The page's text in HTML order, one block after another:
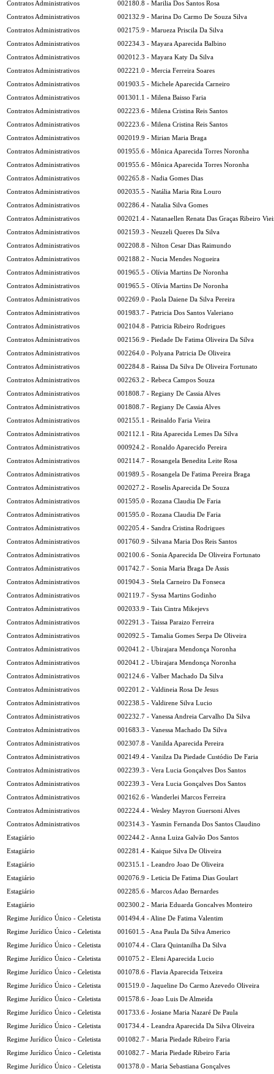
Contratos Administrativos
002180.8 - Marilia Dos Santos Rosa
Contratos Administrativos
002132.9 - Marina Do Carmo De Souza Silva
Contratos Administrativos
002175.9 - Marueza Priscila Da Silva
Contratos Administrativos
002234.3 - Mayara Aparecida Balbino
Contratos Administrativos
002012.3 - Mayara Katy Da Silva
Contratos Administrativos
002221.0 - Mercia Ferreira Soares
Contratos Administrativos
001903.5 - Michele Aparecida Carneiro
Contratos Administrativos
001301.1 - Milena Baisso Faria
Contratos Administrativos
002223.6 - Milena Cristina Reis Santos
Contratos Administrativos
002223.6 - Milena Cristina Reis Santos
Contratos Administrativos
002019.9 - Mirian Maria Braga
Contratos Administrativos
001955.6 - Mônica Aparecida Torres Noronha
Contratos Administrativos
001955.6 - Mônica Aparecida Torres Noronha
Contratos Administrativos
002265.8 - Nadia Gomes Dias
Contratos Administrativos
002035.5 - Natália Maria Rita Louro
Contratos Administrativos
002286.4 - Natalia Silva Gomes
Contratos Administrativos
002021.4 - Natanaellen Renata Das Graças Ribeiro
Contratos Administrativos
002159.3 - Neuzeli Queres Da Silva
Contratos Administrativos
002208.8 - Nilton Cesar Dias Raimundo
Contratos Administrativos
002188.2 - Nucia Mendes Nogueira
Contratos Administrativos
001965.5 - Olívia Martins De Noronha
Contratos Administrativos
001965.5 - Olívia Martins De Noronha
Contratos Administrativos
002269.0 - Paola Daiene Da Silva Pereira
Contratos Administrativos
001983.7 - Patricia Dos Santos Valeriano
Contratos Administrativos
002104.8 - Patricia Ribeiro Rodrigues
Contratos Administrativos
002156.9 - Piedade De Fatima Oliveira Da Silva
Contratos Administrativos
002264.0 - Polyana Patricia De Oliveira
Contratos Administrativos
002284.8 - Raissa Da Silva De Oliveira Fortunato
Contratos Administrativos
002263.2 - Rebeca Campos Souza
Contratos Administrativos
001808.7 - Regiany De Cassia Alves
Contratos Administrativos
001808.7 - Regiany De Cassia Alves
Contratos Administrativos
002155.1 - Reinaldo Faria Vieira
Contratos Administrativos
002112.1 - Rita Aparecida Lemes Da Silva
Contratos Administrativos
000924.2 - Ronaldo Aparecido Pereira
Contratos Administrativos
002114.7 - Rosangela Benedita Leite Rosa
Contratos Administrativos
001989.5 - Rosangela De Fatima Pereira Braga
Contratos Administrativos
002027.2 - Roselis Aparecida De Souza
Contratos Administrativos
001595.0 - Rozana Claudia De Faria
Contratos Administrativos
001595.0 - Rozana Claudia De Faria
Contratos Administrativos
002205.4 - Sandra Cristina Rodrigues
Contratos Administrativos
001760.9 - Silvana Maria Dos Reis Santos
Contratos Administrativos
002100.6 - Sonia Aparecida De Oliveira Fortunato
Contratos Administrativos
001742.7 - Sonia Maria Braga De Assis
Contratos Administrativos
001904.3 - Stela Carneiro Da Fonseca
Contratos Administrativos
002119.7 - Syssa Martins Godinho
Contratos Administrativos
002033.9 - Tais Cintra Mikejevs
Contratos Administrativos
002291.3 - Taissa Paraizo Ferreira
Contratos Administrativos
002092.5 - Tamalia Gomes Serpa De Oliveira
Contratos Administrativos
002041.2 - Ubirajara Mendonça Noronha
Contratos Administrativos
002041.2 - Ubirajara Mendonça Noronha
Contratos Administrativos
002124.6 - Valber Machado Da Silva
Contratos Administrativos
002201.2 - Valdineia Rosa De Jesus
Contratos Administrativos
002238.5 - Valdirene Silva Lucio
Contratos Administrativos
002232.7 - Vanessa Andreia Carvalho Da Silva
Contratos Administrativos
001683.3 - Vanessa Machado Da Silva
Contratos Administrativos
002307.8 - Vanilda Aparecida Pereira
Contratos Administrativos
002149.4 - Vanilza Da Piedade Custódio De Faria
Contratos Administrativos
002239.3 - Vera Lucia Gonçalves Dos Santos
Contratos Administrativos
002239.3 - Vera Lucia Gonçalves Dos Santos
Contratos Administrativos
002162.6 - Wanderlei Marcos Ferreira
Contratos Administrativos
002224.4 - Wesley Mayron Guersoni Alves
Contratos Administrativos
002314.3 - Yasmin Fernanda Dos Santos Claudino
Estagiário
002244.2 - Anna Luiza Galvão Dos Santos
Estagiário
002281.4 - Kaique Silva De Oliveira
Estagiário
002315.1 - Leandro Joao De Oliveira
Estagiário
002076.9 - Leticia De Fatima Dias Goulart
Estagiário
002285.6 - Marcos Adao Bernardes
Estagiário
002300.2 - Maria Eduarda Goncalves Monteiro
Regime Jurídico Único - Celetista
001494.4 - Aline De Fatima Valentim
Regime Jurídico Único - Celetista
001601.5 - Ana Paula Da Silva Americo
Regime Jurídico Único - Celetista
001074.4 - Clara Quintanilha Da Silva
Regime Jurídico Único - Celetista
001075.2 - Eleni Aparecida Lucio
Regime Jurídico Único - Celetista
001078.6 - Flavia Aparecida Teixeira
Regime Jurídico Único - Celetista
001519.0 - Jaqueline Do Carmo Azevedo Oliveira
Regime Jurídico Único - Celetista
001578.6 - Joao Luis De Almeida
Regime Jurídico Único - Celetista
001733.6 - Josiane Maria Nazaré De Paula
Regime Jurídico Único - Celetista
001734.4 - Leandra Aparecida Da Silva Oliveira
Regime Jurídico Único - Celetista
001082.7 - Maria Piedade Ribeiro Faria
Regime Jurídico Único - Celetista
001082.7 - Maria Piedade Ribeiro Faria
Regime Jurídico Único - Celetista
001378.0 - Maria Sebastiana Gonçalves